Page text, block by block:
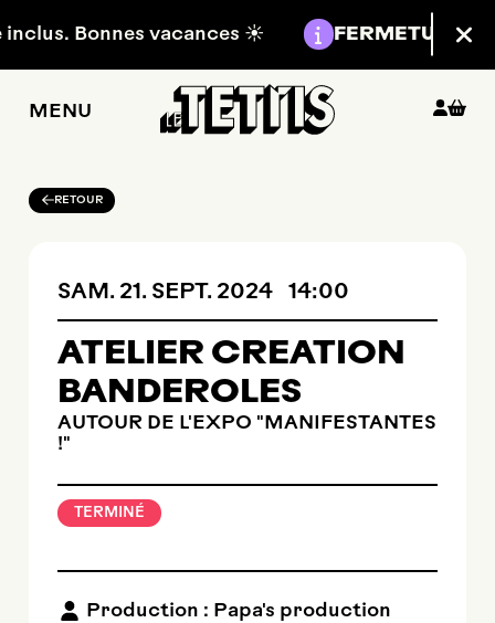
Bonnes vacances ☀️
Information :
FERMETURE
MENU
RETOUR
SAMEDI
SAM. 21. SEPTEMBRE
SEPT. 2024 14:00
ATELIER CREATION
BANDEROLES
AUTOUR DE L'EXPO "MANIFESTANTES
!"
TERMINÉ
Production : Papa's production